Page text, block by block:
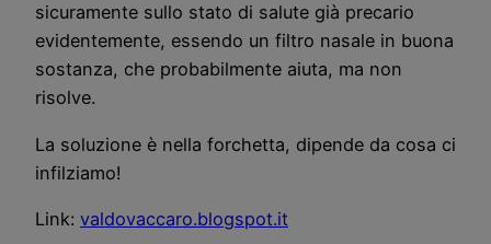
sicuramente sullo stato di salute già precario
evidentemente, essendo un filtro nasale in buona
sostanza, che probabilmente aiuta, ma non
risolve.
La soluzione è nella forchetta, dipende da cosa ci
infilziamo!
Link: valdovaccaro.blogspot.it